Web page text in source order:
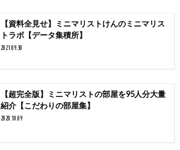
【資料全見せ】ミニマリストけんのミニマリス
トラボ【データ集積所】
2021.09.30
【超完全版】ミニマリストの部屋を95人分大量
紹介【こだわりの部屋集】
2020.10.09